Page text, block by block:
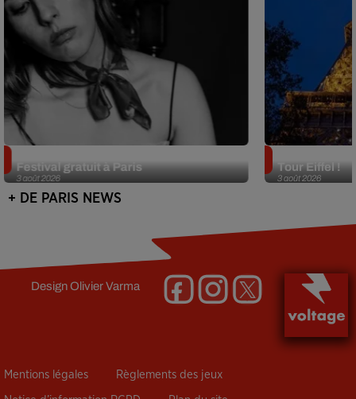
3 août 2026
Festival gratuit à Paris
3 août 2026
Tour Eiffel !
+ DE PARIS NEWS
DesignOlivier Varma
Mentions légales Règlements des jeux